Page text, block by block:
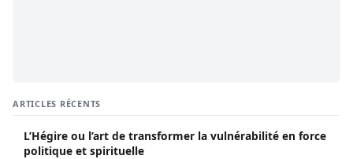
ARTICLES RÉCENTS
L’Hégire ou l’art de transformer la vulnérabilité en force
politique et spirituelle